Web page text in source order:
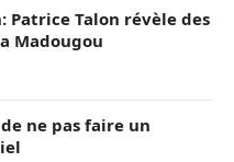
Patrice Talon révèle des
Madougou
ne pas faire un